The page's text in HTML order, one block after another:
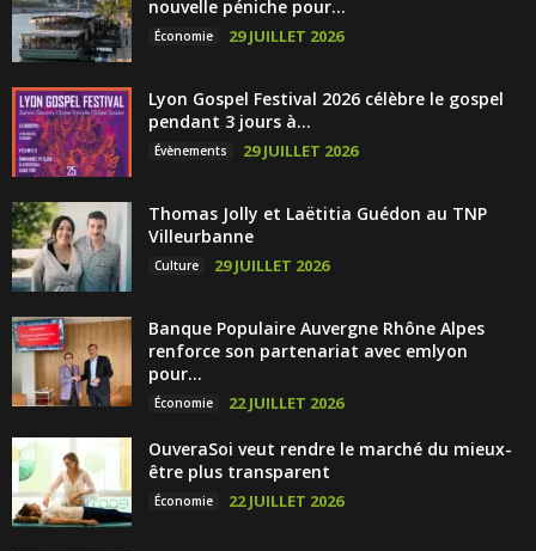
nouvelle péniche pour...
Économie 29 JUILLET 2026
Lyon Gospel Festival 2026 célèbre le gospel
pendant 3 jours à...
Évènements 29 JUILLET 2026
Thomas Jolly et Laëtitia Guédon au TNP
Villeurbanne
Culture 29 JUILLET 2026
Banque Populaire Auvergne Rhône Alpes
renforce son partenariat avec emlyon
pour...
Économie 22 JUILLET 2026
OuveraSoi veut rendre le marché du mieux-
être plus transparent
Économie 22 JUILLET 2026